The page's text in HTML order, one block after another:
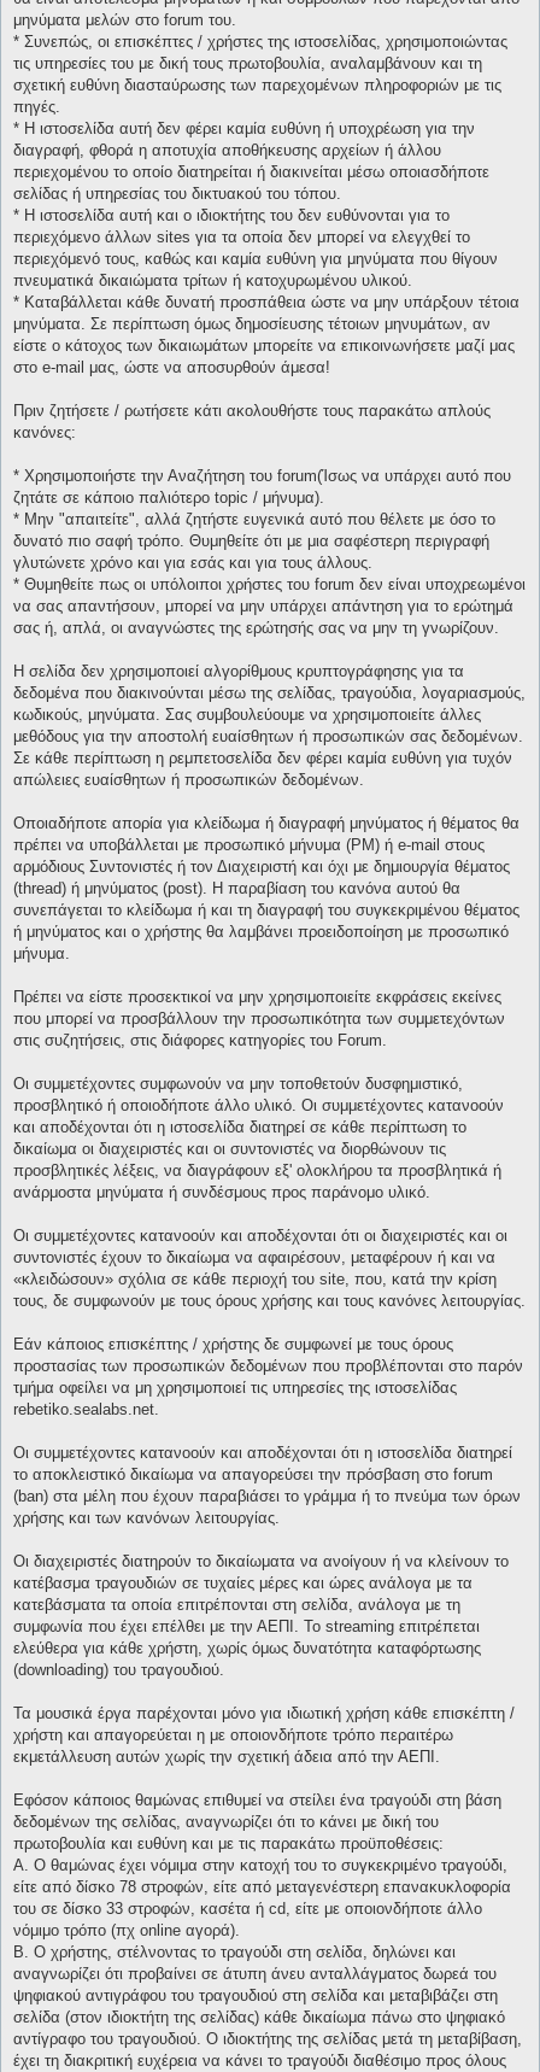
μηνύματα μελών στο forum του.
* Συνεπώς, οι επισκέπτες / χρήστες της ιστοσελίδας, χρησιμοποιώντας
τις υπηρεσίες του με δική τους πρωτοβουλία, αναλαμβάνουν και τη
σχετική ευθύνη διασταύρωσης των παρεχομένων πληροφοριών με τις
πηγές.
* H ιστοσελίδα αυτή δεν φέρει καμία ευθύνη ή υποχρέωση για την
διαγραφή, φθορά η αποτυχία αποθήκευσης αρχείων ή άλλου
περιεχομένου το οποίο διατηρείται ή διακινείται μέσω οποιασδήποτε
σελίδας ή υπηρεσίας του δικτυακού του τόπου.
* H ιστοσελίδα αυτή και ο ιδιοκτήτης του δεν ευθύνονται για το
περιεχόμενο άλλων sites για τα οποία δεν μπορεί να ελεγχθεί το
περιεχόμενό τους, καθώς και καμία ευθύνη για μηνύματα που θίγουν
πνευματικά δικαιώματα τρίτων ή κατοχυρωμένου υλικού.
* Καταβάλλεται κάθε δυνατή προσπάθεια ώστε να μην υπάρξουν τέτοια
μηνύματα. Σε περίπτωση όμως δημοσίευσης τέτοιων μηνυμάτων, αν
είστε ο κάτοχος των δικαιωμάτων μπορείτε να επικοινωνήσετε μαζί μας
στο e-mail μας, ώστε να αποσυρθούν άμεσα!
Πριν ζητήσετε / ρωτήσετε κάτι ακολουθήστε τους παρακάτω απλούς
κανόνες:
* Χρησιμοποιήστε την Αναζήτηση του forum(Ίσως να υπάρχει αυτό που
ζητάτε σε κάποιο παλιότερο topic / μήνυμα).
* Μην "απαιτείτε", αλλά ζητήστε ευγενικά αυτό που θέλετε με όσο το
δυνατό πιο σαφή τρόπο. Θυμηθείτε ότι με μια σαφέστερη περιγραφή
γλυτώνετε χρόνο και για εσάς και για τους άλλους.
* Θυμηθείτε πως οι υπόλοιποι χρήστες του forum δεν είναι υποχρεωμένοι
να σας απαντήσουν, μπορεί να μην υπάρχει απάντηση για το ερώτημά
σας ή, απλά, οι αναγνώστες της ερώτησής σας να μην τη γνωρίζουν.
Η σελίδα δεν χρησιμοποιεί αλγορίθμους κρυπτογράφησης για τα
δεδομένα που διακινούνται μέσω της σελίδας, τραγούδια, λογαριασμούς,
κωδικούς, μηνύματα. Σας συμβουλεύουμε να χρησιμοποιείτε άλλες
μεθόδους για την αποστολή ευαίσθητων ή προσωπικών σας δεδομένων.
Σε κάθε περίπτωση η ρεμπετοσελίδα δεν φέρει καμία ευθύνη για τυχόν
απώλειες ευαίσθητων ή προσωπικών δεδομένων.
Οποιαδήποτε απορία για κλείδωμα ή διαγραφή μηνύματος ή θέματος θα
πρέπει να υποβάλλεται με προσωπικό μήνυμα (PM) ή e-mail στους
αρμόδιους Συντονιστές ή τον Διαχειριστή και όχι με δημιουργία θέματος
(thread) ή μηνύματος (post). Η παραβίαση του κανόνα αυτού θα
συνεπάγεται το κλείδωμα ή και τη διαγραφή του συγκεκριμένου θέματος
ή μηνύματος και ο χρήστης θα λαμβάνει προειδοποίηση με προσωπικό
μήνυμα.
Πρέπει να είστε προσεκτικοί να μην χρησιμοποιείτε εκφράσεις εκείνες
που μπορεί να προσβάλλουν την προσωπικότητα των συμμετεχόντων
στις συζητήσεις, στις διάφορες κατηγορίες του Forum.
Οι συμμετέχοντες συμφωνούν να μην τοποθετούν δυσφημιστικό,
προσβλητικό ή οποιοδήποτε άλλο υλικό. Οι συμμετέχοντες κατανοούν
και αποδέχονται ότι η ιστοσελίδα διατηρεί σε κάθε περίπτωση το
δικαίωμα οι διαχειριστές και οι συντονιστές να διορθώνουν τις
προσβλητικές λέξεις, να διαγράφουν εξ' ολοκλήρου τα προσβλητικά ή
ανάρμοστα μηνύματα ή συνδέσμους προς παράνομο υλικό.
Οι συμμετέχοντες κατανοούν και αποδέχονται ότι οι διαχειριστές και οι
συντονιστές έχουν το δικαίωμα να αφαιρέσουν, μεταφέρουν ή και να
«κλειδώσουν» σχόλια σε κάθε περιοχή του site, που, κατά την κρίση
τους, δε συμφωνούν με τους όρους χρήσης και τους κανόνες λειτουργίας.
Εάν κάποιος επισκέπτης / χρήστης δε συμφωνεί με τους όρους
προστασίας των προσωπικών δεδομένων που προβλέπονται στο παρόν
τμήμα οφείλει να μη χρησιμοποιεί τις υπηρεσίες της ιστοσελίδας
rebetiko.sealabs.net.
Οι συμμετέχοντες κατανοούν και αποδέχονται ότι η ιστοσελίδα διατηρεί
το αποκλειστικό δικαίωμα να απαγορεύσει την πρόσβαση στο forum
(ban) στα μέλη που έχουν παραβιάσει το γράμμα ή το πνεύμα των όρων
χρήσης και των κανόνων λειτουργίας.
Οι διαχειριστές διατηρούν το δικαίωματα να ανοίγουν ή να κλείνουν το
κατέβασμα τραγουδιών σε τυχαίες μέρες και ώρες ανάλογα με τα
κατεβάσματα τα οποία επιτρέπονται στη σελίδα, ανάλογα με τη
συμφωνία που έχει επέλθει με την ΑΕΠΙ. Το streaming επιτρέπεται
ελεύθερα για κάθε χρήστη, χωρίς όμως δυνατότητα καταφόρτωσης
(downloading) του τραγουδιού.
Τα μουσικά έργα παρέχονται μόνο για ιδιωτική χρήση κάθε επισκέπτη /
χρήστη και απαγορεύεται η με οποιονδήποτε τρόπο περαιτέρω
εκμετάλλευση αυτών χωρίς την σχετική άδεια από την ΑΕΠΙ.
Εφόσον κάποιος θαμώνας επιθυμεί να στείλει ένα τραγούδι στη βάση
δεδομένων της σελίδας, αναγνωρίζει ότι το κάνει με δική του
πρωτοβουλία και ευθύνη και με τις παρακάτω προϋποθέσεις:
Α. Ο θαμώνας έχει νόμιμα στην κατοχή του το συγκεκριμένο τραγούδι,
είτε από δίσκο 78 στροφών, είτε από μεταγενέστερη επανακυκλοφορία
του σε δίσκο 33 στροφών, κασέτα ή cd, είτε με οποιονδήποτε άλλο
νόμιμο τρόπο (πχ online αγορά).
Β. Ο χρήστης, στέλνοντας το τραγούδι στη σελίδα, δηλώνει και
αναγνωρίζει ότι προβαίνει σε άτυπη άνευ ανταλλάγματος δωρεά του
ψηφιακού αντιγράφου του τραγουδιού στη σελίδα και μεταβιβάζει στη
σελίδα (στον ιδιοκτήτη της σελίδας) κάθε δικαίωμα πάνω στο ψηφιακό
αντίγραφο του τραγουδιού. Ο ιδιοκτήτης της σελίδας μετά τη μεταβίβαση,
έχει τη διακριτική ευχέρεια να κάνει το τραγούδι διαθέσιμο προς όλους